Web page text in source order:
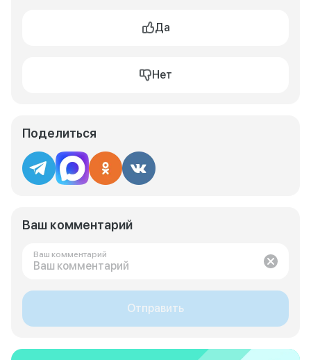
Да
Нет
Поделиться
Ваш комментарий
Ваш комментарий
Отправить